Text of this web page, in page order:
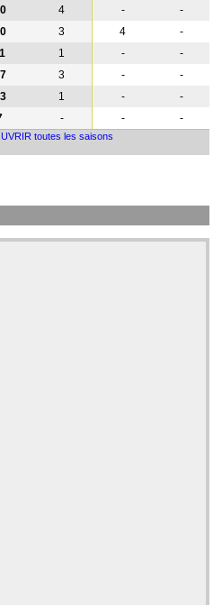
4 -
-
3 4
-
1 -
-
3 -
-
1 -
-
- - -
toutes les saisons